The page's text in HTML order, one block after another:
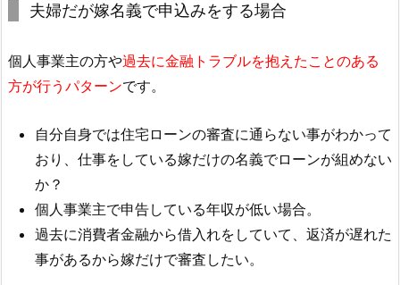
夫婦だが嫁名義で申込みをする場合
個人事業主の方や過去に金融トラブルを抱えたことのある
方が行うパターンです。
自分自身では住宅ローンの審査に通らない事がわかって
おり、仕事をしている嫁だけの名義でローンが組めない
か？
個人事業主で申告している年収が低い場合。
過去に消費者金融から借入れをしていて、返済が遅れた
事があるから嫁だけで審査したい。